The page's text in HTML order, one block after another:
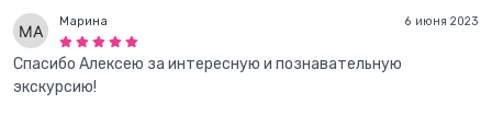
6 июня 2023
Марина
Спасибо Алексею за интересную и познавательную
экскурсию!